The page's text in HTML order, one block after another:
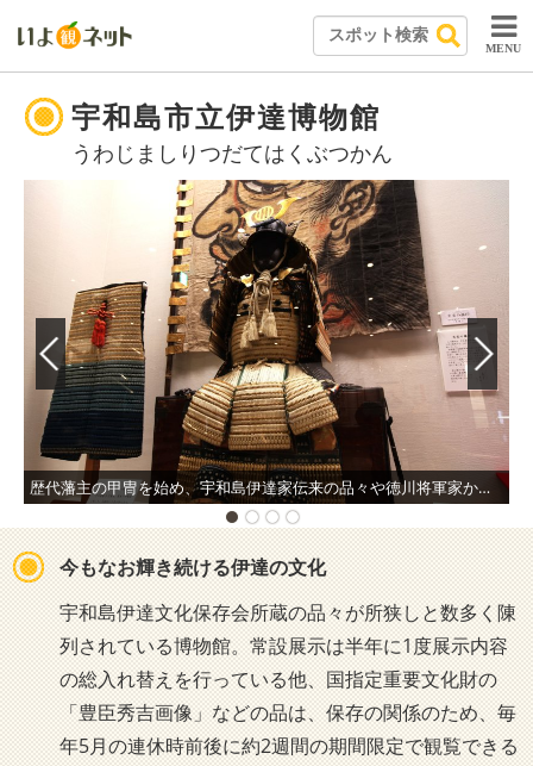
MENU
宇和島市立伊達博物館
うわじましりつだてはくぶつかん
歴代藩主の甲冑を始め、宇和島伊達家伝来の品々や徳川将軍家からの拝領品、天皇家からの下賜品が数多く収蔵されている。
今もなお輝き続ける伊達の文化
宇和島伊達文化保存会所蔵の品々が所狭しと数多く陳
列されている博物館。常設展示は半年に1度展示内容
の総入れ替えを行っている他、国指定重要文化財の
「豊臣秀吉画像」などの品は、保存の関係のため、毎
年5月の連休時前後に約2週間の期間限定で観覧できる